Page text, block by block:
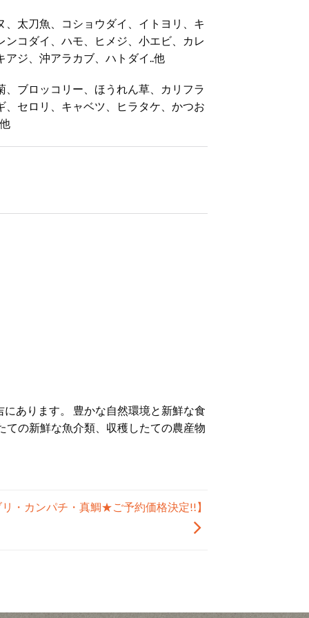
太刀魚、コショウダイ、イトヨリ、キ
コダイ、ハモ、ヒメジ、小エビ、カレ
ジ、沖アラカブ、ハトダイ..他
ブロッコリー、ほうれん草、カリフラ
セロリ、キャベツ、ヒラタケ、かつお
あります。 豊かな自然環境と新鮮な食
の新鮮な魚介類、収穫したての農産物
・カンパチ・真鯛★ご予約価格決定!!】